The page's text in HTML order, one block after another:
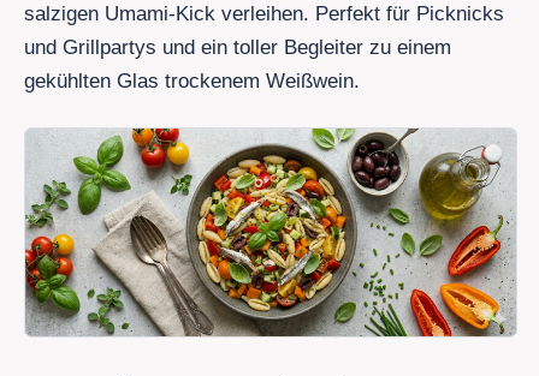
salzigen Umami-Kick verleihen. Perfekt für Picknicks
und Grillpartys und ein toller Begleiter zu einem
gekühlten Glas trockenem Weißwein.